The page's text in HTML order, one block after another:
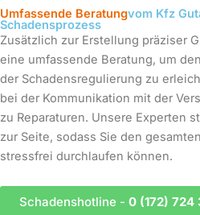
Umfassende Beratungvom Kfz
Schadensprozess
Zusätzlich zur Erstellung präziser
eine umfassende Beratung, um
der Schadensregulierung zu
bei der Kommunikation mit der
zu Reparaturen. Unsere Experten
zur Seite, sodass Sie den
stressfrei durchlaufen können.
Schadenshotline - 0 (172) 724